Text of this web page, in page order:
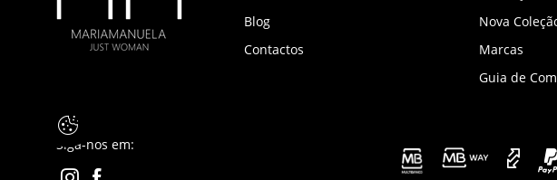
Blog
Contactos
Nova
Marcas
Guia de
Siga-nos em: